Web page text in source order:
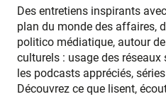
Des entretiens inspirants
plan du monde des affaires,
politico médiatique, autour
culturels : usage des réseaux
les podcasts appréciés,
Découvrez ce que lisent,